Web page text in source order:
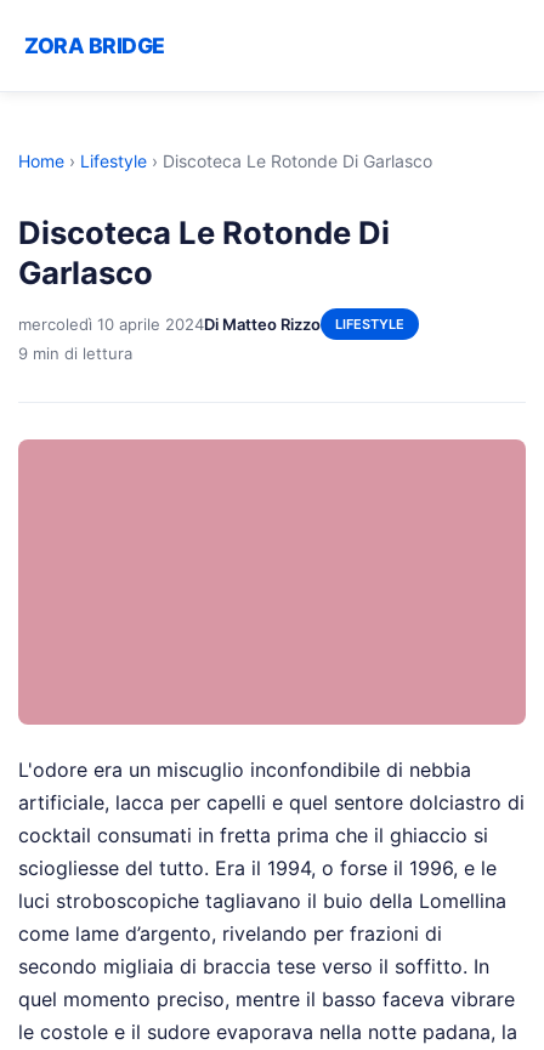
ZORA BRIDGE
Home › Lifestyle › Discoteca Le Rotonde Di Garlasco
Discoteca Le Rotonde Di
Garlasco
mercoledì 10 aprile 2024Di Matteo Rizzo LIFESTYLE
9 min di lettura
L'odore era un miscuglio inconfondibile di nebbia
artificiale, lacca per capelli e quel sentore dolciastro di
cocktail consumati in fretta prima che il ghiaccio si
sciogliesse del tutto. Era il 1994, o forse il 1996, e le
luci stroboscopiche tagliavano il buio della Lomellina
come lame d’argento, rivelando per frazioni di
secondo migliaia di braccia tese verso il soffitto. In
quel momento preciso, mentre il basso faceva vibrare
le costole e il sudore evaporava nella notte padana, la